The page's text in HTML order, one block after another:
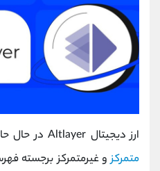
ارز دیجیتال Altlayer در حال حاضر در بسیاری از
متمرکزو غیرمتمرکز برجسته